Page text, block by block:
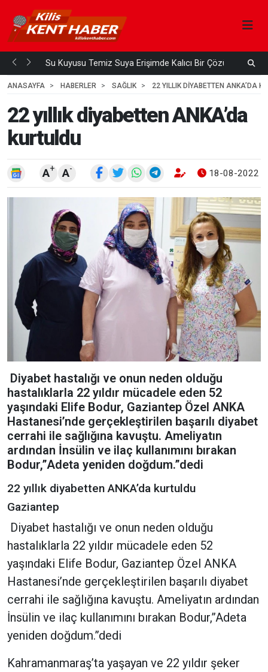
Su Kuyusu Temiz Suya Erişimde Kalıcı Bir Çözüm
4
ANASAYFA HABERLER SAĞLIK 22 YILLIK DIYABETTEN ANKA’DA
22 yıllık diyabetten ANKA’da
kurtuldu
A+ A- 18-08-2022
Diyabet hastalığı ve onun neden olduğu
hastalıklarla 22 yıldır mücadele eden 52
yaşındaki Elife Bodur, Gaziantep Özel ANKA
Hastanesi’nde gerçekleştirilen başarılı diyabet
cerrahi ile sağlığına kavuştu. Ameliyatın
ardından İnsülin ve ilaç kullanımını bırakan
Bodur,”Adeta yeniden doğdum.”dedi
22 yıllık diyabetten ANKA’da kurtuldu
Gaziantep
Diyabet hastalığı ve onun neden olduğu
hastalıklarla 22 yıldır mücadele eden 52
yaşındaki Elife Bodur, Gaziantep Özel ANKA
Hastanesi’nde gerçekleştirilen başarılı diyabet
cerrahi ile sağlığına kavuştu. Ameliyatın ardından
İnsülin ve ilaç kullanımını bırakan Bodur,”Adeta
yeniden doğdum.”dedi
Kahramanmaraş’ta yaşayan ve 22 yıldır şeker